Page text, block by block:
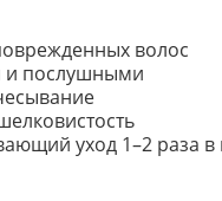
волос
и послушными
уход 1–2 раза